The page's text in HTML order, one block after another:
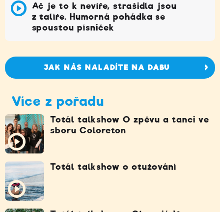
Ač je to k nevíře, strašidla jsou
z talíře. Humorná pohádka se
spoustou písniček
JAK NÁS NALADÍTE NA DABU
Více z pořadu
Totál talkshow O zpěvu a tanci ve
sboru Coloreton
Totál talkshow o otužování